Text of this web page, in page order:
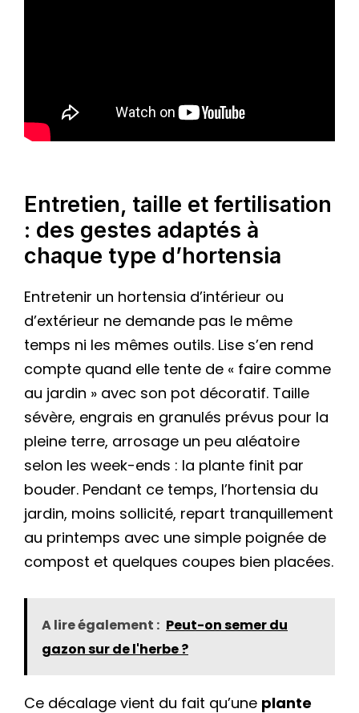
Entretien, taille et fertilisation
: des gestes adaptés à
chaque type d’hortensia
Entretenir un hortensia d’intérieur ou
d’extérieur ne demande pas le même
temps ni les mêmes outils. Lise s’en rend
compte quand elle tente de « faire comme
au jardin » avec son pot décoratif. Taille
sévère, engrais en granulés prévus pour la
pleine terre, arrosage un peu aléatoire
selon les week-ends : la plante finit par
bouder. Pendant ce temps, l’hortensia du
jardin, moins sollicité, repart tranquillement
au printemps avec une simple poignée de
compost et quelques coupes bien placées.
A lire également : Peut-on semer du
gazon sur de l'herbe ?
Ce décalage vient du fait qu’une plante